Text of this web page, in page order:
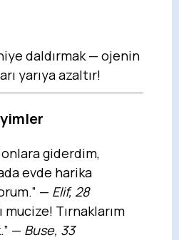
daldırmak — ojenin
yarıya azaltır!
giderdim,
evde harika
— Elif, 28
mucize! Tırnaklarım
— Buse, 33